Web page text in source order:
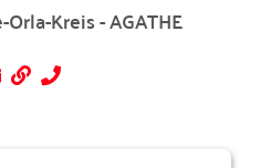
Kreis - AGATHE